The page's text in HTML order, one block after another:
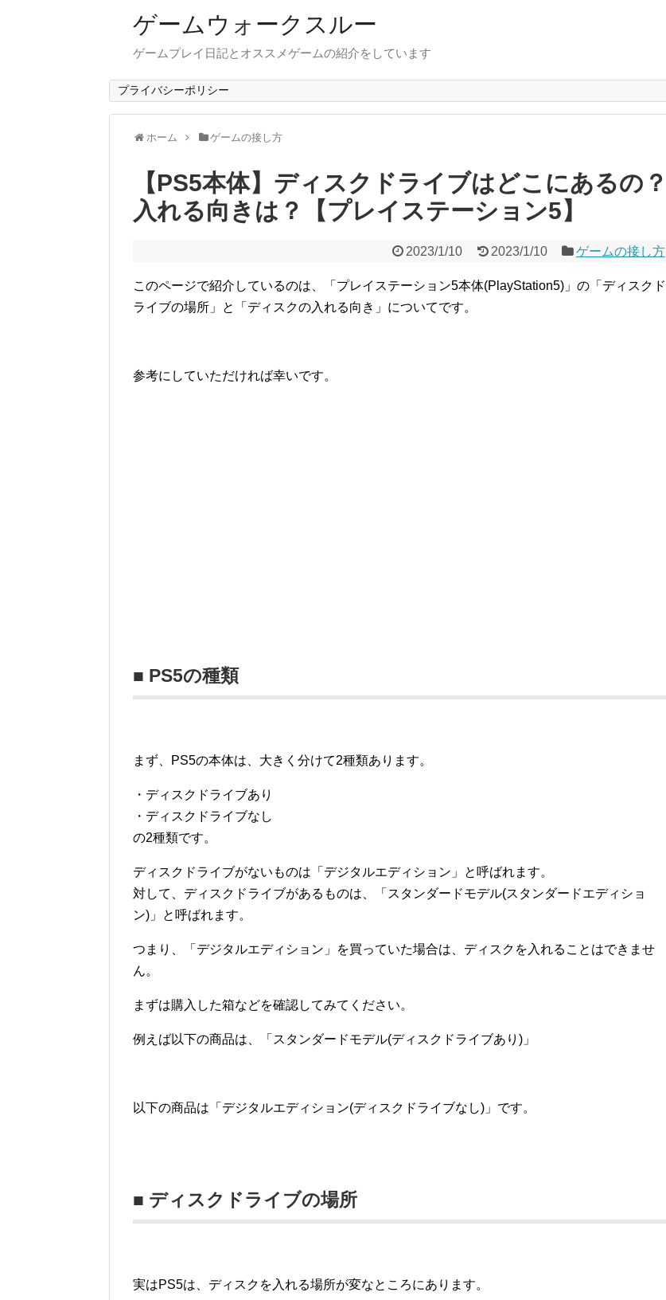
ゲームウォークスルー
ゲームプレイ日記とオススメゲームの紹介をしています
プライバシーポリシー
ホーム ゲームの接し方
【PS5本体】ディスクドライブはどこにあるの？
入れる向きは？【プレイステーション5】
2023/1/10 2023/1/10 ゲームの接し方
このページで紹介しているのは、「プレイステーション5本体(PlayStation5)」の「ディスクド
ライブの場所」と「ディスクの入れる向き」についてです。
参考にしていただければ幸いです。
■ PS5の種類
まず、PS5の本体は、大きく分けて2種類あります。
・ディスクドライブあり
・ディスクドライブなし
の2種類です。
ディスクドライブがないものは「デジタルエディション」と呼ばれます。
対して、ディスクドライブがあるものは、「スタンダードモデル(スタンダードエディショ
ン)」と呼ばれます。
つまり、「デジタルエディション」を買っていた場合は、ディスクを入れることはできませ
ん。
まずは購入した箱などを確認してみてください。
例えば以下の商品は、「スタンダードモデル(ディスクドライブあり)」
以下の商品は「デジタルエディション(ディスクドライブなし)」です。
■ ディスクドライブの場所
実はPS5は、ディスクを入れる場所が変なところにあります。